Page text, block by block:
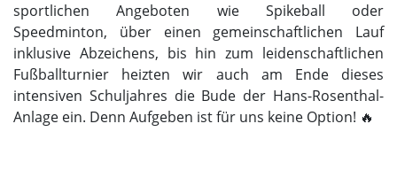
sportlichen Angeboten wie Spikeball oder
Speedminton, über einen gemeinschaftlichen Lauf
inklusive Abzeichens, bis hin zum leidenschaftlichen
Fußballturnier heizten wir auch am Ende dieses
intensiven Schuljahres die Bude der Hans-Rosenthal-
Anlage ein. Denn Aufgeben ist für uns keine Option! 🔥